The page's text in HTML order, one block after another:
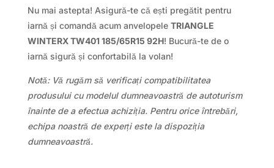
Nu mai astepta! Asigură-te că ești pregătit pentru
iarnă și comandă acum anvelopele TRIANGLE
WINTERX TW401 185/65R15 92H! Bucură-te de o
iarnă sigură și confortabilă la volan!
Notă: Vă rugăm să verificați compatibilitatea
produsului cu modelul dumneavoastră de autoturism
înainte de a efectua achiziția. Pentru orice întrebări,
echipa noastră de experți este la dispoziția
dumneavoastră.